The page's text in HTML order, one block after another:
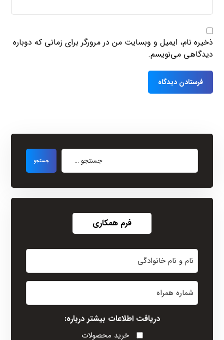
ذخیره نام، ایمیل و وبسایت من در مرورگر برای زمانی که دوباره
دیدگاهی می‌نویسم.
فرم همکاری
نام
(Required)
دریافت اطلاعات بیشتر درباره:
خرید محصولات